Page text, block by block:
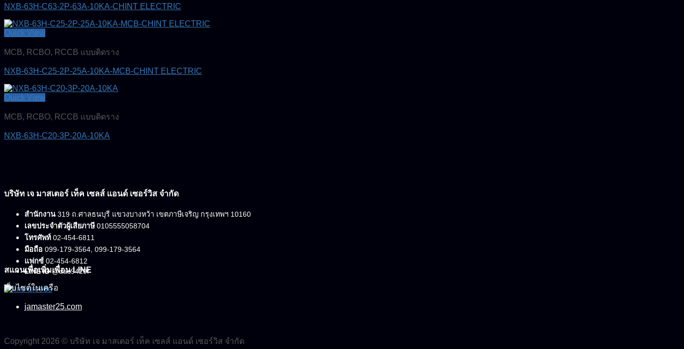
NXB-63H-C63-2P-63A-10KA-CHINT ELECTRIC
Quick View
MCB, RCBO, RCCB แบบติดราง
NXB-63H-C25-2P-25A-10KA-MCB-CHINT ELECTRIC
Quick View
MCB, RCBO, RCCB แบบติดราง
NXB-63H-C20-3P-20A-10KA
บริษัท เจ มาสเตอร์ เท็ค เซลส์ แอนด์ เซอร์วิส จำกัด
สำนักงาน 319 ถ.ศาลธนบุรี แขวงบางหว้า เขตภาษีเจริญ กรุงเทพฯ 10160
เลขประจำตัวผู้เสียภาษี0105555058704
โทรศัพท์02-454-6811
มือถือ 099-179-3564, 099-179-3564
แฟกซ์ 02-454-6812
LINE ID@dac9429f
สแกนเพื่อเพิ่มเพื่อน LINE
เว็บไซต์ในเครือ
jamaster25.com
Copyright 2026 © บริษัท เจ มาสเตอร์ เท็ค เซลส์ แอนด์ เซอร์วิส จำกัด